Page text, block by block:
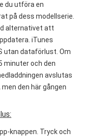
du utföra en
på dess modellserie.
alternativet att
iTunes
utan dataförlust. Om
minuter och den
avslutas
den här gången
knappen. Tryck och